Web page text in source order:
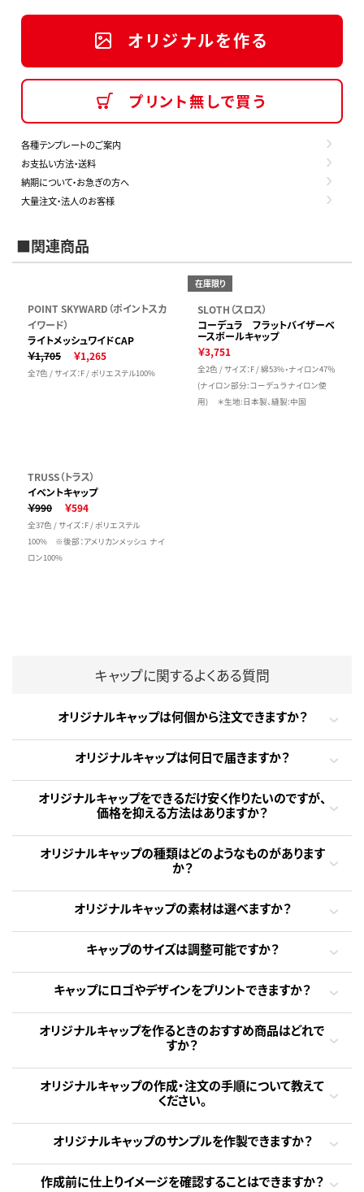
オリジナルを作る
プリント無しで買う
各種テンプレートのご案内
お支払い方法・送料
納期について・お急ぎの方へ
大量注文・法人のお客様
■関連商品
POINT SKYWARD（ポイントスカ
イワード）
ライトメッシュワイドCAP
￥1,705
￥1,265
全7色 / サイズ：F / ポリエステル100%
在庫限り
SLOTH（スロス）
コーデュラ フラットバイザーベ
ースボールキャップ
￥3,751
全2色 / サイズ：F / 綿53%・ナイロン47％
(ナイロン部分:コーデュラナイロン使
用) ＊生地:日本製、縫製:中国
TRUSS（トラス）
イベントキャップ
￥990
￥594
全37色 / サイズ：F / ポリエステル
100% ※後部：アメリカンメッシュ ナイ
ロン100%
キャップに関するよくある質問
オリジナルキャップは何個から注文できますか？
オリジナルキャップは何日で届きますか？
オリジナルキャップをできるだけ安く作りたいのですが、
価格を抑える方法はありますか？
オリジナルキャップの種類はどのようなものがあります
か？
オリジナルキャップの素材は選べますか？
キャップのサイズは調整可能ですか？
キャップにロゴやデザインをプリントできますか？
オリジナルキャップを作るときのおすすめ商品はどれで
すか？
オリジナルキャップの作成・注文の手順について教えて
ください。
オリジナルキャップのサンプルを作製できますか？
作成前に仕上りイメージを確認することはできますか？